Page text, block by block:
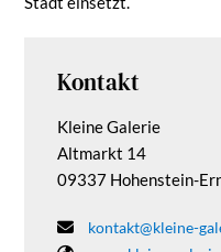
Kontakt
Kleine Galerie
Altmarkt 14
09337 Hohenstein-
kontakt@kleine-